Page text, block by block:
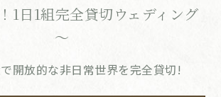
1日1組完全貸切ウェディング
～
開放的な非日常世界を完全貸切!